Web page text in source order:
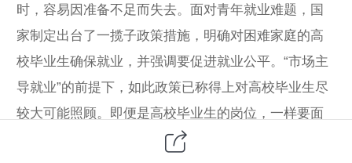
时，容易因准备不足而失去。面对青年就业难题，国
家制定出台了一揽子政策措施，明确对困难家庭的高
校毕业生确保就业，并强调要促进就业公平。“市场主
导就业”的前提下，如此政策已称得上对高校毕业生尽
较大可能照顾。即便是高校毕业生的岗位，一样要面
对竞争，一样要通过个人的努力才能获得。